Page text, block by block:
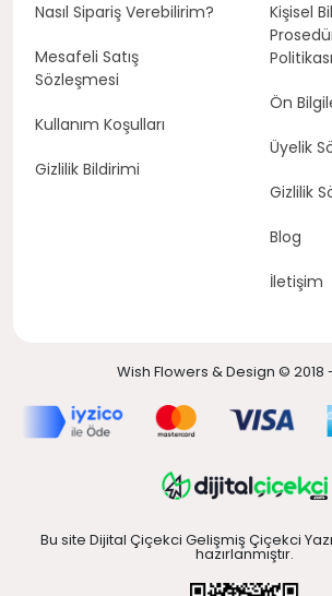
Nasıl Sipariş Verebilirim?
Mesafeli Satış
Sözleşmesi
Kullanım Koşulları
Gizlilik Bildirimi
Kişisel
Politikası
Ön
Üyelik
Gizlilik
Blog
İletişim
Wish Flowers & Design © 2018
Bu site Dijital Çiçekci Gelişmiş Çiçekci
hazırlanmıştır.